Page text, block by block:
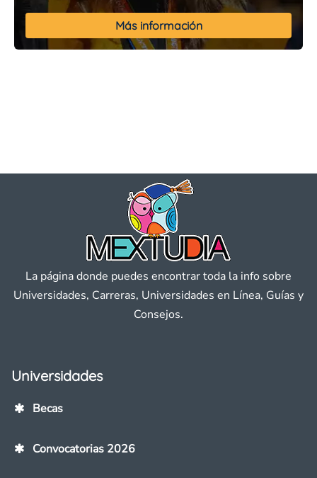
Más información
La página donde puedes encontrar toda la info sobre
Universidades, Carreras, Universidades en Línea, Guías y
Consejos.
Universidades
Becas
Convocatorias 2026